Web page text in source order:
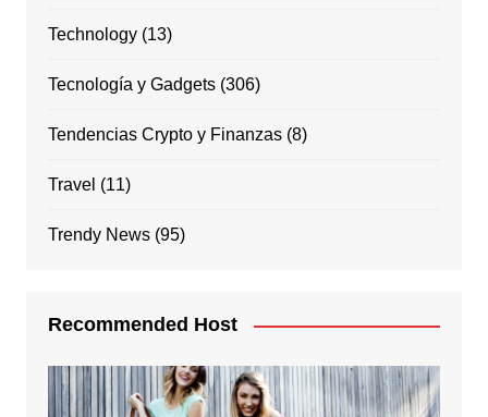
Technology(13)
Tecnología y Gadgets(306)
Tendencias Crypto y Finanzas(8)
Travel (11)
Trendy News(95)
Recommended Host